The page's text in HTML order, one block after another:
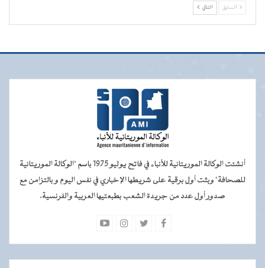
السابق التالي
أنشئت الوكالة الموريتانية للأنباء في فاتح يوليو 1975 باسم "الوكالة الموريتانية
للصحافة" وبثت أول برقية على شريطها الإخباري في نفس اليوم و بالتزامن مع
صدور أول عدد من جريدة الشعب بطبعتيها العربية والفرنسية.